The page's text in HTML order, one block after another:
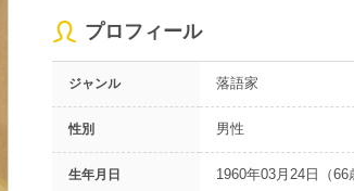
プロフィール
ジャンル 落語家
性別 男性
生年月日 1960年03月24日（66